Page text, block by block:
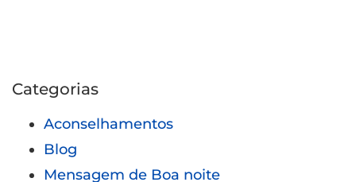
Categorias
Aconselhamentos
Blog
Mensagem de Boa noite